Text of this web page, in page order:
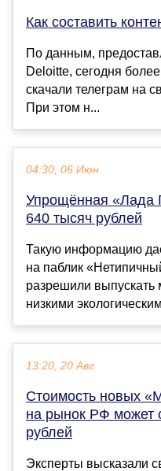
Как составить
По данным,
Deloitte, сегодня
скачали телеграм на
При этом н...
04:30, 06 Июн
Упрощённая «Лада
640 тысяч рублей
Такую информацию
на паблик
разрешили
низкими
13:20, 20 Авг
Стоимость новых
на рынок РФ может
рублей
Эксперты высказали